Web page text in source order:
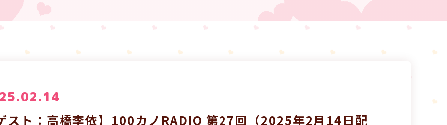
スト：高橋李依】100カノRADIO 第27回（2025年2月14日配